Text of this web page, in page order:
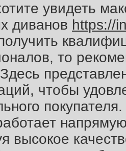
увидеть
диванов https://
то
чтобы
покупателя.
высокое